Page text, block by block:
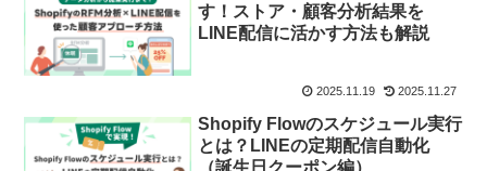
す！ストア・顧客分析結果を
LINE配信に活かす方法も解説
2025.11.19 2025.11.27
Shopify Flowのスケジュール実行
とは？LINEの定期配信自動化
（誕生日クーポン編）